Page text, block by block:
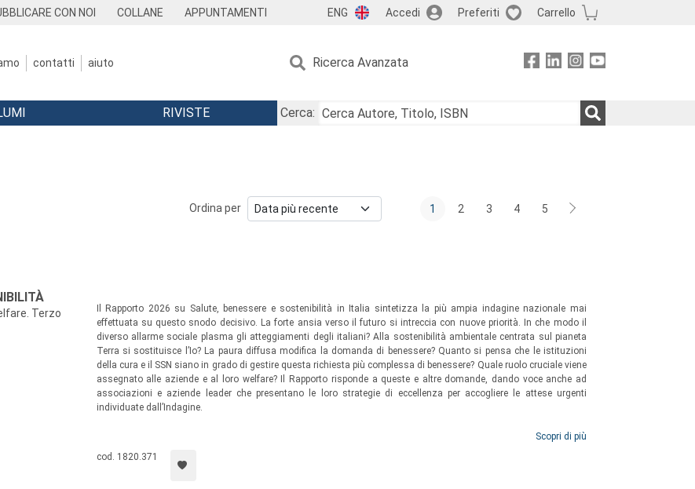
CON NOI COLLANE APPUNTAMENTI ENG Accedi Preferiti Carrello
contatti aiuto Ricerca Avanzata
RIVISTE
Cerca:
Ordina per 1 2 3 4 5
Terzo
Il Rapporto 2026 su Salute, benessere e sostenibilità in Italia sintetizza la più ampia indagine nazionale mai
effettuata su questo snodo decisivo. La forte ansia verso il futuro si intreccia con nuove priorità. In che modo il
diverso allarme sociale plasma gli atteggiamenti degli italiani? Alla sostenibilità ambientale centrata sul pianeta
Terra si sostituisce l’Io? La paura diffusa modifica la domanda di benessere? Quanto si pensa che le istituzioni
della cura e il SSN siano in grado di gestire questa richiesta più complessa di benessere? Quale ruolo cruciale viene
assegnato alle aziende e al loro welfare? Il Rapporto risponde a queste e altre domande, dando voce anche ad
associazioni e aziende leader che presentano le loro strategie di eccellenza per accogliere le attese urgenti
individuate dall’Indagine.
Scopri di più
cod. 1820.371